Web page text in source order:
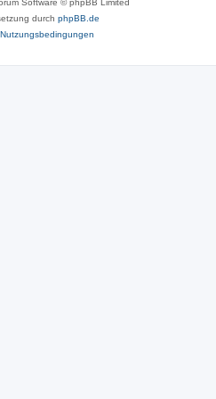
durch phpBB.de
Nutzungsbedingungen